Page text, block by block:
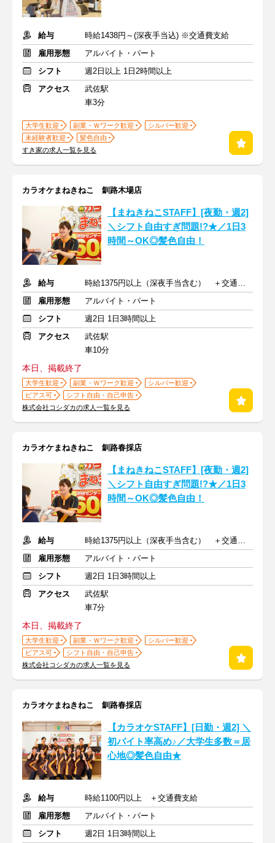
給与
時給1438円～(深夜手当込) ※交通費支給
雇用形態
アルバイト・パート
シフト
週2日以上 1日2時間以上
アクセス
武佐駅
車3分
大学生歓迎 副業・Ｗワーク歓迎
シルバー歓迎
未経験者歓迎
髪色自由
すき家の求人一覧を見る
カラオケまねきねこ 釧路木場店
【まねきねこSTAFF】[夜勤・週2]
＼シフト自由すぎ問題!?★／1日3
時間～OK◎髪色自由！
給与
時給1375円以上（深夜手当含む） ＋交通費支給
雇用形態
アルバイト・パート
シフト
週2日 1日3時間以上
アクセス
武佐駅
車10分
本日、掲載終了
大学生歓迎 副業・Ｗワーク歓迎
シルバー歓迎
ピアス可
シフト自由・自己申告
株式会社コシダカの求人一覧を見る
カラオケまねきねこ 釧路春採店
【まねきねこSTAFF】[夜勤・週2]
＼シフト自由すぎ問題!?★／1日3
時間～OK◎髪色自由！
給与
時給1375円以上（深夜手当含む） ＋交通費支給
雇用形態
アルバイト・パート
シフト
週2日 1日3時間以上
アクセス
武佐駅
車7分
本日、掲載終了
大学生歓迎 副業・Ｗワーク歓迎
シルバー歓迎
ピアス可
シフト自由・自己申告
株式会社コシダカの求人一覧を見る
カラオケまねきねこ 釧路春採店
【カラオケSTAFF】[日勤・週2] ＼
初バイト率高め♪／大学生多数＝居
心地◎髪色自由★
給与
時給1100円以上 ＋交通費支給
雇用形態
アルバイト・パート
シフト
週2日 1日3時間以上